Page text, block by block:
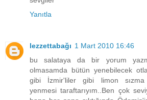
Yanıtla
lezzettabağı 1 Mart 2010 16:46
bu salataya da bir yorum
olmasamda bütün yenebilecek
gibi İzmir'liler gibi limon sızma
yenmesi taraftarıyım..Ben çok